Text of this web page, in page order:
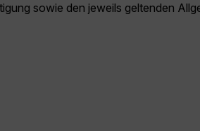
sowie den jeweils geltenden